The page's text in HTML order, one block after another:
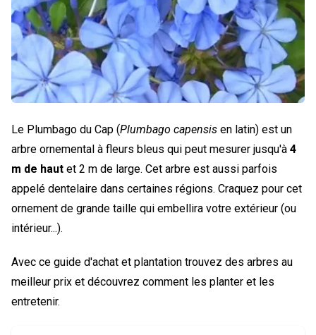
Le Plumbago du Cap (Plumbago capensis en latin) est un
arbre ornemental à fleurs bleus qui peut mesurer jusqu'à 4
m de haut et 2 m de large. Cet arbre est aussi parfois
appelé dentelaire dans certaines régions. Craquez pour cet
ornement de grande taille qui embellira votre extérieur (ou
intérieur...).
Avec ce guide d'achat et plantation trouvez des arbres au
meilleur prix et découvrez comment les planter et les
entretenir.